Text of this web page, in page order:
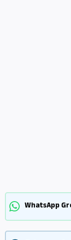
WhatsApp